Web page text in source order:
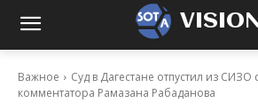
VISION
Важное
Суд в Дагестане отпустил из СИЗО
комментатора Рамазана Рабаданова